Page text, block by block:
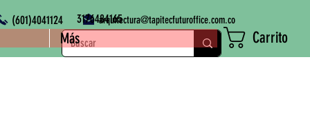
(601)4041124 3176484165
Más
arquitectura@tapitecfuturoffice.com.co
Carrito